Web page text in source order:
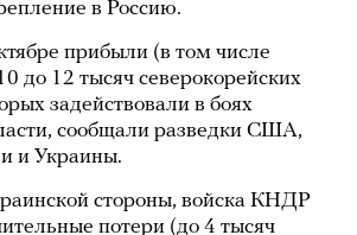
в Россию.
прибыли (в том числе
до 12 тысяч северокорейских
задействовали в боях
сообщали разведки США,
и Украины.
стороны, войска КНДР
потери (до 4 тысяч